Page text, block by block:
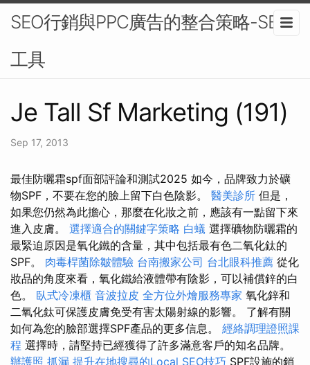
SEO行銷與PPC廣告的整合策略-SEO
工具
Je Tall Sf Marketing (191)
Sep 17, 2013
最佳防曬霜spf面部評論和測試2025 如今，品牌致力於礦
物SPF，不要在您的臉上留下白色陰影。 醫美診所 但是，
如果您仍然為此擔心，那麼在化妝之前，應該有一點留下來
進入皮膚。 選擇適合的關鍵字策略 白蟻 選擇礦物防曬霜的
最緊迫原因是氧化鐵的含量，其中包括最有色二氧化鈦的
SPF。 肉毒桿菌除皺體驗 台南搬家公司 台北眼科推薦 從化
妝品的角度來看，氧化鐵給液體帶有陰影，可以補償鋅的白
色。 臥式冷凍櫃 音波拉皮 全方位外燴服務專家 氧化鋅和
二氧化鈦可保護皮膚免受有害太陽射線的影響。 了解有關
如何為您的臉部選擇SPF產品的更多信息。 經絡調理證照課
程 選擇時，請堅持已經獲得了許多滿意客戶的知名品牌。
辦護照 抓漏 提升在地搜尋的Local SEO技巧 SPF設施的銷